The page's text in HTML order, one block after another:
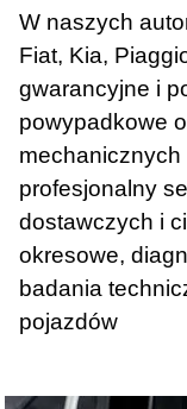
W naszych
Fiat, Kia,
gwarancyjne i
powypadkowe
profesjonalny
dostawczych i
okresowe,
badania
pojazdów